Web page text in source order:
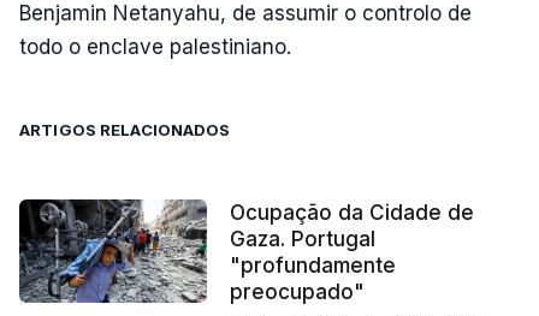
Benjamin Netanyahu, de assumir o controlo de
todo o enclave palestiniano.
ARTIGOS RELACIONADOS
Ocupação da Cidade de
Gaza. Portugal
"profundamente
preocupado"